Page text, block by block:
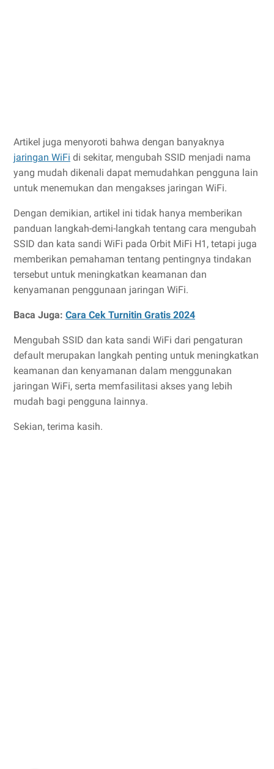
Artikel juga menyoroti bahwa dengan banyaknya
jaringan WiFi di sekitar, mengubah SSID menjadi nama
yang mudah dikenali dapat memudahkan pengguna lain
untuk menemukan dan mengakses jaringan WiFi.
Dengan demikian, artikel ini tidak hanya memberikan
panduan langkah-demi-langkah tentang cara mengubah
SSID dan kata sandi WiFi pada Orbit MiFi H1, tetapi juga
memberikan pemahaman tentang pentingnya tindakan
tersebut untuk meningkatkan keamanan dan
kenyamanan penggunaan jaringan WiFi.
Baca Juga: Cara Cek Turnitin Gratis 2024
Mengubah SSID dan kata sandi WiFi dari pengaturan
default merupakan langkah penting untuk meningkatkan
keamanan dan kenyamanan dalam menggunakan
jaringan WiFi, serta memfasilitasi akses yang lebih
mudah bagi pengguna lainnya.
Sekian, terima kasih.